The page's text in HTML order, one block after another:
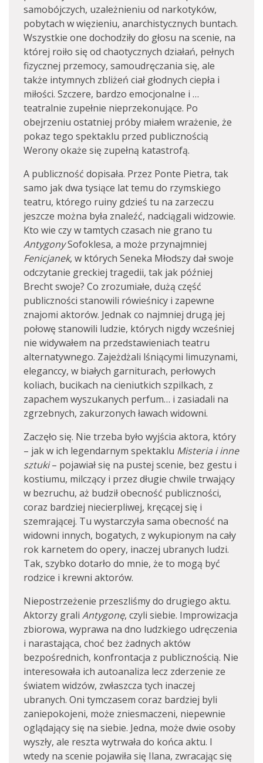
samobójczych, uzależnieniu od narkotyków,
pobytach w więzieniu, anarchistycznych buntach.
Wszystkie one dochodziły do głosu na scenie, na
której roiło się od chaotycznych działań, pełnych
fizycznej przemocy, samoudręczania się, ale
także intymnych zbliżeń ciał głodnych ciepła i
miłości. Szczere, bardzo emocjonalne i …
teatralnie zupełnie nieprzekonujące. Po
obejrzeniu ostatniej próby miałem wrażenie, że
pokaz tego spektaklu przed publicznością
Werony okaże się zupełną katastrofą.
A publiczność dopisała. Przez Ponte Pietra, tak
samo jak dwa tysiące lat temu do rzymskiego
teatru, którego ruiny gdzieś tu na zarzeczu
jeszcze można była znaleźć, nadciągali widzowie.
Kto wie czy w tamtych czasach nie grano tu
AntygonySofoklesa, a może przynajmniej
Fenicjanek, w których Seneka Młodszy dał swoje
odczytanie greckiej tragedii, tak jak później
Brecht swoje? Co zrozumiałe, dużą część
publiczności stanowili rówieśnicy i zapewne
znajomi aktorów. Jednak co najmniej drugą jej
połowę stanowili ludzie, których nigdy wcześniej
nie widywałem na przedstawieniach teatru
alternatywnego. Zajeżdżali lśniącymi limuzynami,
eleganccy, w białych garniturach, perłowych
koliach, bucikach na cieniutkich szpilkach, z
zapachem wyszukanych perfum… i zasiadali na
zgrzebnych, zakurzonych ławach widowni.
Zaczęło się. Nie trzeba było wyjścia aktora, który
– jak w ich legendarnym spektaklu Misteria i inne
sztuki– pojawiał się na pustej scenie, bez gestu i
kostiumu, milczący i przez długie chwile trwający
w bezruchu, aż budził obecność publiczności,
coraz bardziej niecierpliwej, kręcącej się i
szemrającej. Tu wystarczyła sama obecność na
widowni innych, bogatych, z wykupionym na cały
rok karnetem do opery, inaczej ubranych ludzi.
Tak, szybko dotarło do mnie, że to mogą być
rodzice i krewni aktorów.
Niepostrzeżenie przeszliśmy do drugiego aktu.
Aktorzy grali Antygonę, czyli siebie. Improwizacja
zbiorowa, wyprawa na dno ludzkiego udręczenia
i narastająca, choć bez żadnych aktów
bezpośrednich, konfrontacja z publicznością. Nie
interesowała ich autoanaliza lecz zderzenie ze
światem widzów, zwłaszcza tych inaczej
ubranych. Oni tymczasem coraz bardziej byli
zaniepokojeni, może zniesmaczeni, niepewnie
oglądający się na siebie. Jedna, może dwie osoby
wyszły, ale reszta wytrwała do końca aktu. I
wtedy na scenie pojawiła się Ilana, zwracając się